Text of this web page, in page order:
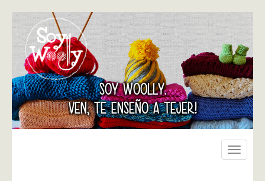
SOY WOOLLY.
VEN, TE ENSEÑO A TEJER!
Toggle